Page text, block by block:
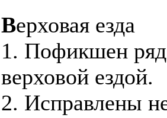
Верховая езда
1. Пофикшен
верховой ездой.
2. Исправлены